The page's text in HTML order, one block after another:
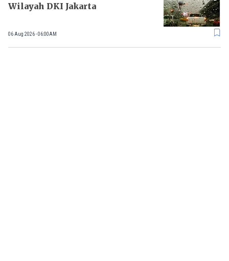
Wilayah DKI Jakarta
06 Aug 2026 - 06:00AM